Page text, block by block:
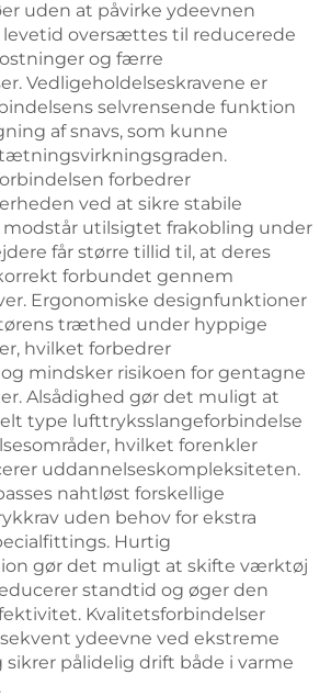
uden at påvirke ydeevnen
oversættes til reducerede
og færre
Vedligeholdelseskravene er
selvrensende funktion
af snavs, som kunne
forbedrer
ved at sikre stabile
modstår utilsigtet frakobling under
får større tillid til, at deres
forbundet gennem
Ergonomiske designfunktioner
træthed under hyppige
hvilket forbedrer
mindsker risikoen for gentagne
Alsådighed gør det muligt at
type lufttryksslangeforbindelse
hvilket forenkler
uddannelseskompleksiteten.
nahtløst forskellige
uden behov for ekstra
Hurtig
gør det muligt at skifte værktøj
standtid og øger den
Kvalitetsforbindelser
ydeevne ved ekstreme
pålidelig drift både i varme